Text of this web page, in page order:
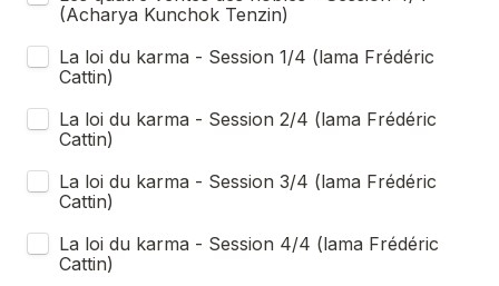
(Acharya Kunchok Tenzin)
La loi du karma - Session 1/4 (lama Frédéric
Cattin)
La loi du karma - Session 2/4 (lama Frédéric
Cattin)
La loi du karma - Session 3/4 (lama Frédéric
Cattin)
La loi du karma - Session 4/4 (lama Frédéric
Cattin)